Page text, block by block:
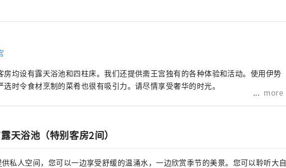
房均设有露天浴池和四柱床。我们还提供斋王宫独有的各种体验和活动。使用伊势
选时令食材烹制的菜肴也很有吸引力。请尽情享受奢华的时光。
more
天浴池（特别客房2间）
私人空间，您可以一边享受舒缓的温涌水，一边欣赏季节的美景。您可以聆听大自